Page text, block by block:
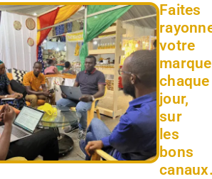
Faites
votre
chaque
jour,
sur
les
bons